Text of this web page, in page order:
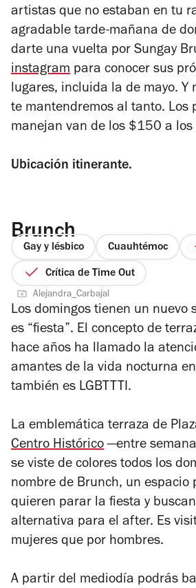
artistas que no estaban en tu
agradable tarde-mañana de
darte una vuelta por Sungay
instagram para conocer sus
lugares, incluida la de mayo. Y
te mantendremos al tanto. Los
manejan van de los $150 a
Ubicación itinerante.
Brunch
Gay y lésbico Cuauhtémoc
Crítica de Time Out
Alejandra_Carbajal
Los domingos tienen un nuevo
es “fiesta”. El concepto de
hace años ha llamado la
amantes de la vida nocturna
también es LGBTTTI.
La emblemática terraza de
Centro Histórico —entre
se viste de colores todos los
nombre de Brunch, un espacio
quieren parar la fiesta y
alternativa para el after. Es
mujeres que por hombres.
A partir del mediodía podrás